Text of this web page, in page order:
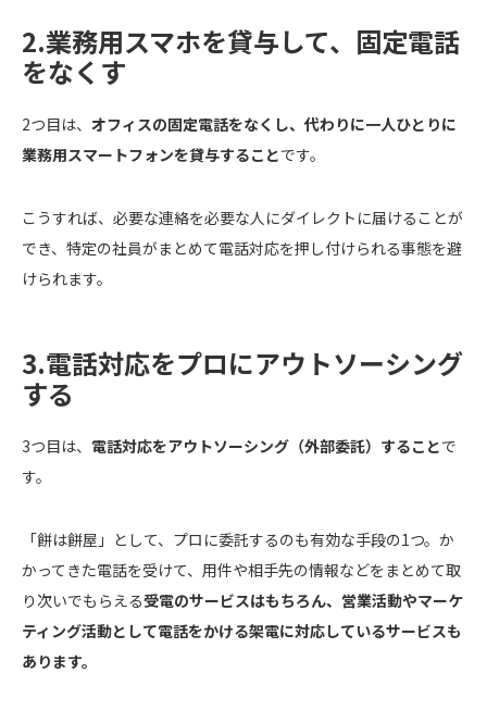
2.業務用スマホを貸与して、固定電話
をなくす
2つ目は、 オフィスの固定電話をなくし、代わりに一人ひとりに
業務用スマートフォンを貸与することです。
こうすれば、必要な連絡を必要な人にダイレクトに届けることが
でき、特定の社員がまとめて電話対応を押し付けられる事態を避
けられます。
3.電話対応をプロにアウトソーシング
する
3つ目は、 電話対応をアウトソーシング（外部委託）することで
す。
「餅は餅屋」として、プロに委託するのも有効な手段の1つ。か
かってきた電話を受けて、用件や相手先の情報などをまとめて取
り次いでもらえる受電のサービスはもちろん、営業活動やマーケ
ティング活動として電話をかける架電に対応しているサービスも
あります。